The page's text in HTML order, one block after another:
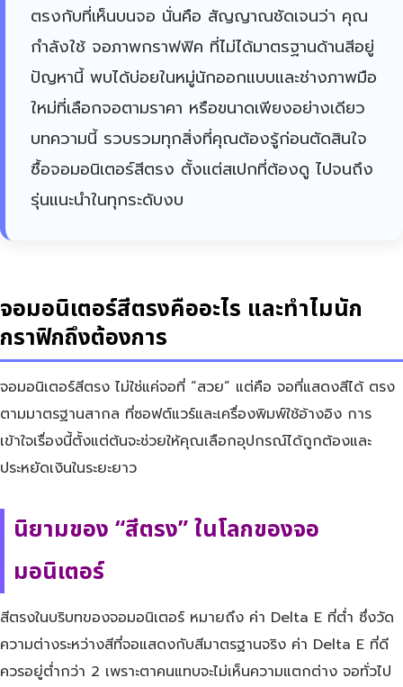
ตรงกับที่เห็นบนจอ นั่นคือ สัญญาณชัดเจนว่า คุณ
กำลังใช้ จอภาพกราฟฟิค ที่ไม่ได้มาตรฐานด้านสีอยู่
ปัญหานี้ พบได้บ่อยในหมู่นักออกแบบและช่างภาพมือ
ใหม่ที่เลือกจอตามราคา หรือขนาดเพียงอย่างเดียว
บทความนี้ รวบรวมทุกสิ่งที่คุณต้องรู้ก่อนตัดสินใจ
ซื้อจอมอนิเตอร์สีตรง ตั้งแต่สเปกที่ต้องดู ไปจนถึง
รุ่นแนะนำในทุกระดับงบ
จอมอนิเตอร์สีตรงคืออะไร และทำไมนัก
กราฟิกถึงต้องการ
จอมอนิเตอร์สีตรง ไม่ใช่แค่จอที่ “สวย” แต่คือ จอที่แสดงสีได้ ตรง
ตามมาตรฐานสากล ที่ซอฟต์แวร์และเครื่องพิมพ์ใช้อ้างอิง การ
เข้าใจเรื่องนี้ตั้งแต่ต้นจะช่วยให้คุณเลือกอุปกรณ์ได้ถูกต้องและ
ประหยัดเงินในระยะยาว
นิยามของ “สีตรง” ในโลกของจอ
มอนิเตอร์
สีตรงในบริบทของจอมอนิเตอร์ หมายถึง ค่า Delta E ที่ต่ำ ซึ่งวัด
ความต่างระหว่างสีที่จอแสดงกับสีมาตรฐานจริง ค่า Delta E ที่ดี
ควรอยู่ต่ำกว่า 2 เพราะตาคนแทบจะไม่เห็นความแตกต่าง จอทั่วไป